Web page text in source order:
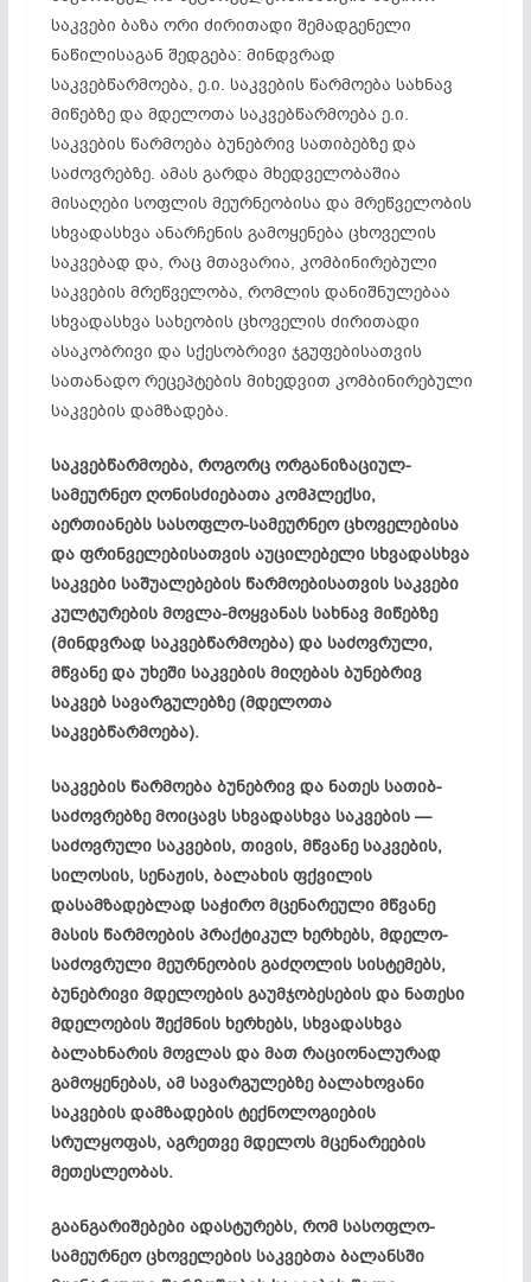
საკვები ბაზა ორი ძირითადი შემადგენელი
ნაწილისაგან შედგება: მინდვრად
საკვებწარმოება, ე.ი. საკვების წარმოება სახნავ
მიწებზე და მდელოთა საკვებწარმოება ე.ი.
საკვების წარმოება ბუნებრივ სათიბებზე და
საძოვრებზე. ამას გარდა მხედველობაშია
მისაღები სოფლის მეურნეობისა და მრეწველობის
სხვადასხვა ანარჩენის გამოყენება ცხოველის
საკვებად და, რაც მთავარია, კომბინირებული
საკვების მრეწველობა, რომლის დანიშნულებაა
სხვადასხვა სახეობის ცხოველის ძირითადი
ასაკობრივი და სქესობრივი ჯგუფებისათვის
სათანადო რეცეპტების მიხედვით კომბინირებული
საკვების დამზადება.
საკვებწარმოება, როგორც ორგანიზაციულ-
სამეურნეო ღონისძიებათა კომპლექსი,
აერთიანებს სასოფლო-სამეურნეო ცხოველებისა
და ფრინველებისათვის აუცილებელი სხვადასხვა
საკვები საშუალებების წარმოებისათვის საკვები
კულტურების მოვლა-მოყვანას სახნავ მიწებზე
(მინდვრად საკვებწარმოება) და საძოვრული,
მწვანე და უხეში საკვების მიღებას ბუნებრივ
საკვებ სავარგულებზე (მდელოთა
საკვებწარმოება).
საკვების წარმოება ბუნებრივ და ნათეს სათიბ-
საძოვრებზე მოიცავს სხვადასხვა საკვების —
საძოვრული საკვების, თივის, მწვანე საკვების,
სილოსის, სენაჟის, ბალახის ფქვილის
დასამზადებლად საჭირო მცენარეული მწვანე
მასის წარმოების პრაქტიკულ ხერხებს, მდელო-
საძოვრული მეურნეობის გაძღოლის სისტემებს,
ბუნებრივი მდელოების გაუმჯობესების და ნათესი
მდელოების შექმნის ხერხებს, სხვადასხვა
ბალახნარის მოვლას და მათ რაციონალურად
გამოყენებას, ამ სავარგულებზე ბალახოვანი
საკვების დამზადების ტექნოლოგიების
სრულყოფას, აგრეთვე მდელოს მცენარეების
მეთესლეობას.
გაანგარიშებები ადასტურებს, რომ სასოფლო-
სამეურნეო ცხოველების საკვებთა ბალანსში